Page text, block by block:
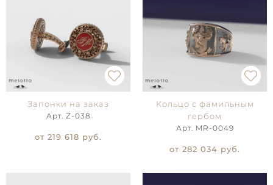
Запонки на заказ
Арт. Z-038
от 219 618 руб.
Кольцо с фамильным
гербом
Арт. MR-0049
от 282 034 руб.